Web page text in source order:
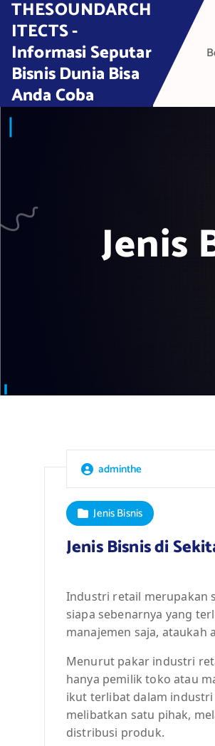
t
THESOUNDARCH
ITECTS -
Informasi Seputar
Bisnis Dunia Bisa
Anda Coba
Jenis
adminthe
Jenis Bisnis
Jenis Bisnis di
Industri retail merupakan
siapa sebenarnya yang
manajemen saja, ataukah
Menurut pakar industri
hanya pemilik toko atau
ikut terlibat dalam
melibatkan satu pihak,
distribusi produk.